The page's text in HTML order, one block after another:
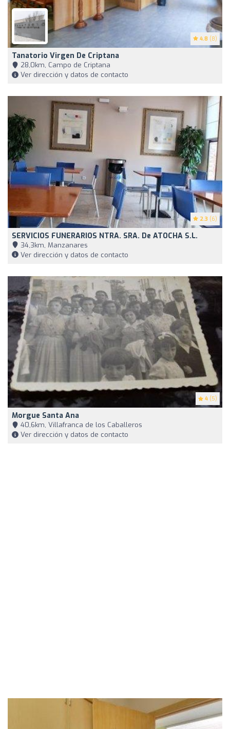
4.8 (8)
Tanatorio Virgen De Criptana
28,0km, Campo de Criptana
Ver dirección y datos de contacto
2.3 (6)
SERVICIOS FUNERARIOS NTRA. SRA. De ATOCHA S.L.
34,3km, Manzanares
Ver dirección y datos de contacto
4 (5)
Morgue Santa Ana
40,6km, Villafranca de los Caballeros
Ver dirección y datos de contacto